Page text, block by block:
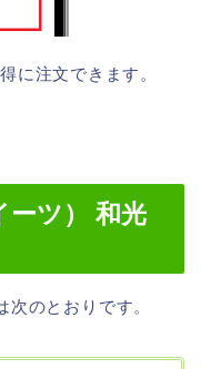
に注文できます。
ーツ） 和光
のとおりです。